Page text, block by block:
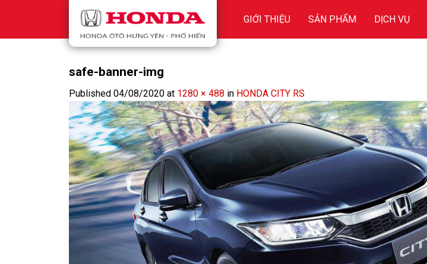
content
GIỚI THIỆU SẢN PHẨM DỊCH VỤ
safe-banner-img
Published 04/08/2020 at 1280 × 488 in HONDA CITY RS